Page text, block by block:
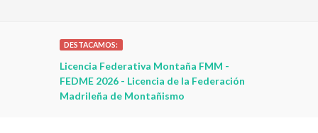
DESTACAMOS:
Licencia Federativa Montaña FMM -
FEDME 2026 - Licencia de la Federación
Madrileña de Montañismo